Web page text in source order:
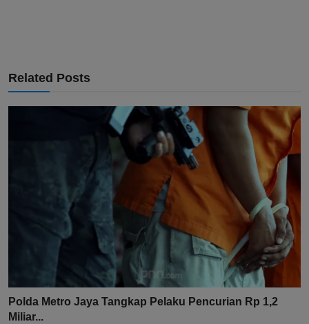
Related Posts
Polda Metro Jaya Tangkap Pelaku Pencurian Rp 1,2
Miliar...